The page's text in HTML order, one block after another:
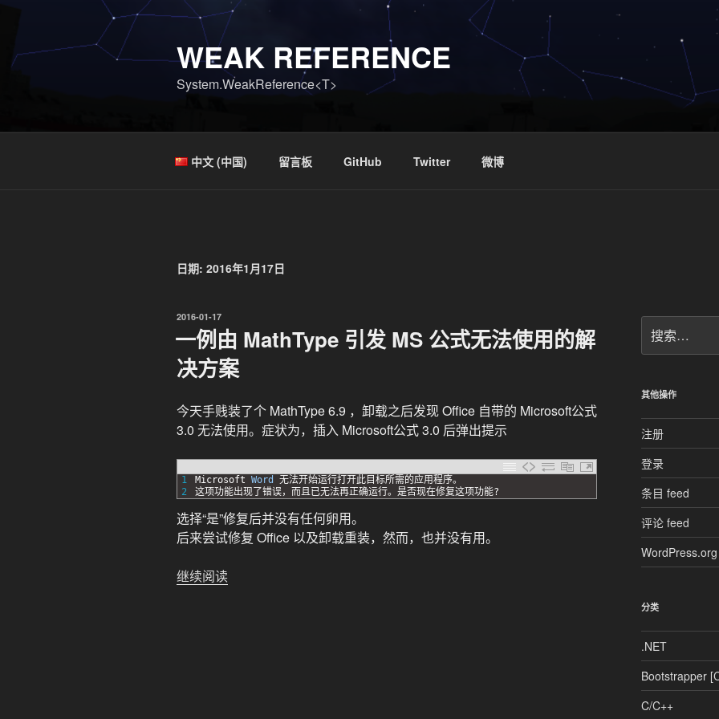
容
WEAK REFERENCE
System.WeakReference<T>
中文 (中国) 留言板 GitHub Twitter 微博
日期: 2016年1月17日
发
于
2016-01-17
一例由 MathType 引发 MS 公式无法使用的解
决方案
今天手贱装了个 MathType 6.9 ，卸载之后发现 Office 自带的 Microsoft公式
3.0 无法使用。症状为，插入 Microsoft公式 3.0 后弹出提示
1
2
Microsoft Word
无法开始运行打开此目标所需的应用程序。
这项功能出现了错误，而且已无法再正确运行。是否现在修复这项功能?
选择“是”修复后并没有任何卵用。
后来尝试修复 Office 以及卸载重装，然而，也并没有用。
继续阅读“一
索：
其他操作
注册
登录
条目 feed
评论 feed
WordPress.org
分类
.NET
Bootstrapper
C/C++